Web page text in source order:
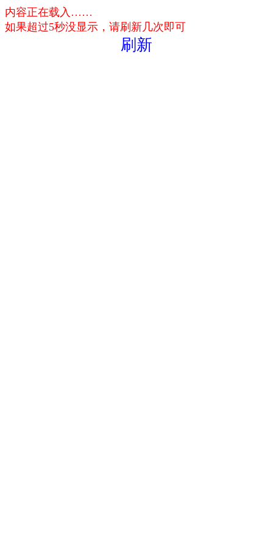
内容正在载入……
如果超过5秒没显示，请刷新几次即可
刷新